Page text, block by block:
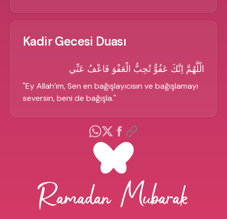
Kadir Gecesi Duası
الْلَّهُمَّ اِنَّكَ عَفُوٌّ تُحِبُّ الْعَفْوَ فَاعْفُ عَنِّي
"Ey Allah’ım, Sen en bağışlayıcısın ve bağışlamayı
seversin, beni de bağışla."